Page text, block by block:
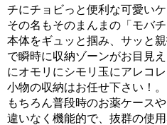
チにチョビっと便利な可愛いケ
その名もそのまんまの「モバ
本体をギュッと掴み、サッと
で瞬時に収納ゾーンがお目見
にオモリにシモリ玉にアレコ
小物の収納はお任せ下さい！。
もちろん普段時のお薬ケース
違いなく機能的で、抜群の使